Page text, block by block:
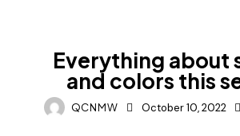
Everything about
and colors this
QCNMW October 10, 2022